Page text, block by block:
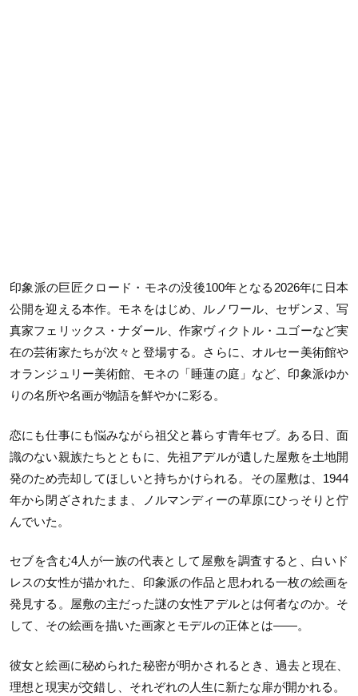
印象派の巨匠クロード・モネの没後100年となる2026年に日本
公開を迎える本作。モネをはじめ、ルノワール、セザンヌ、写
真家フェリックス・ナダール、作家ヴィクトル・ユゴーなど実
在の芸術家たちが次々と登場する。さらに、オルセー美術館や
オランジュリー美術館、モネの「睡蓮の庭」など、印象派ゆか
りの名所や名画が物語を鮮やかに彩る。
恋にも仕事にも悩みながら祖父と暮らす青年セブ。ある日、面
識のない親族たちとともに、先祖アデルが遺した屋敷を土地開
発のため売却してほしいと持ちかけられる。その屋敷は、1944
年から閉ざされたまま、ノルマンディーの草原にひっそりと佇
んでいた。
セブを含む4人が一族の代表として屋敷を調査すると、白いド
レスの女性が描かれた、印象派の作品と思われる一枚の絵画を
発見する。屋敷の主だった謎の女性アデルとは何者なのか。そ
して、その絵画を描いた画家とモデルの正体とは——。
彼女と絵画に秘められた秘密が明かされるとき、過去と現在、
理想と現実が交錯し、それぞれの人生に新たな扉が開かれる。